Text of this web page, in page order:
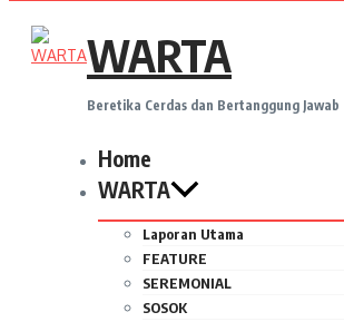
WARTA
Beretika Cerdas dan Bertanggung Jawab
Home
WARTA
Laporan Utama
FEATURE
SEREMONIAL
SOSOK